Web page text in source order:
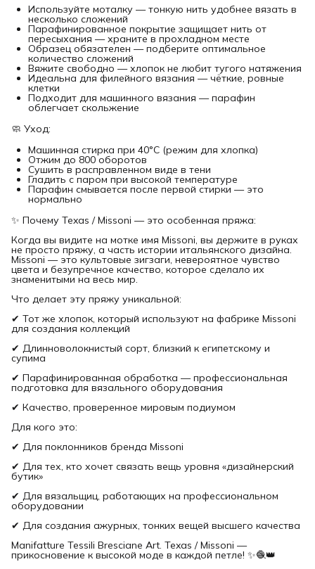
Используйте моталку — тонкую нить удобнее вязать в
несколько сложений
Парафинированное покрытие защищает нить от
пересыхания — храните в прохладном месте
Образец обязателен — подберите оптимальное
количество сложений
Вяжите свободно — хлопок не любит тугого натяжения
Идеальна для филейного вязания — чёткие, ровные
клетки
Подходит для машинного вязания — парафин
облегчает скольжение
🧼 Уход:
Машинная стирка при 40°C (режим для хлопка)
Отжим до 800 оборотов
Сушить в расправленном виде в тени
Гладить с паром при высокой температуре
Парафин смывается после первой стирки — это
нормально
✨ Почему Texas / Missoni — это особенная пряжа:
Когда вы видите на мотке имя Missoni, вы держите в руках
не просто пряжу, а часть истории итальянского дизайна.
Missoni — это культовые зигзаги, невероятное чувство
цвета и безупречное качество, которое сделало их
знаменитыми на весь мир.
Что делает эту пряжу уникальной:
✔ Тот же хлопок, который используют на фабрике Missoni
для создания коллекций
✔ Длинноволокнистый сорт, близкий к египетскому и
супима
✔ Парафинированная обработка — профессиональная
подготовка для вязального оборудования
✔ Качество, проверенное мировым подиумом
Для кого это:
✔ Для поклонников бренда Missoni
✔ Для тех, кто хочет связать вещь уровня «дизайнерский
бутик»
✔ Для вязальщиц, работающих на профессиональном
оборудовании
✔ Для создания ажурных, тонких вещей высшего качества
Manifatture Tessili Bresciane Art. Texas / Missoni —
прикосновение к высокой моде в каждой петле! ✨🧶👑